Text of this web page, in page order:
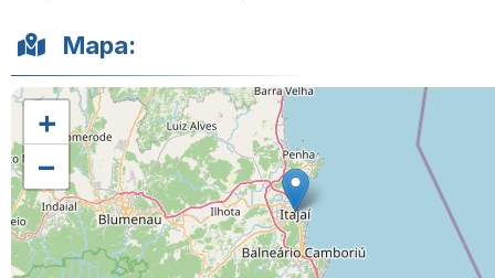
Mapa:
+
−